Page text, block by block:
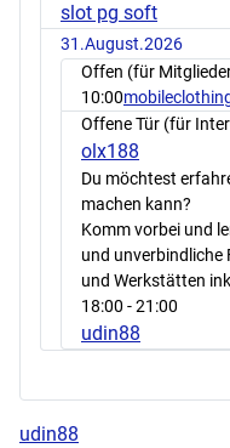
slot pg soft
31.August.2026
Offen (für
10:00
Offene Tür (für
olx188
Du möchtest
machen kann?
Komm vorbei und
und unverbindliche
und Werkstätten
18:00 - 21:00
udin88
udin88